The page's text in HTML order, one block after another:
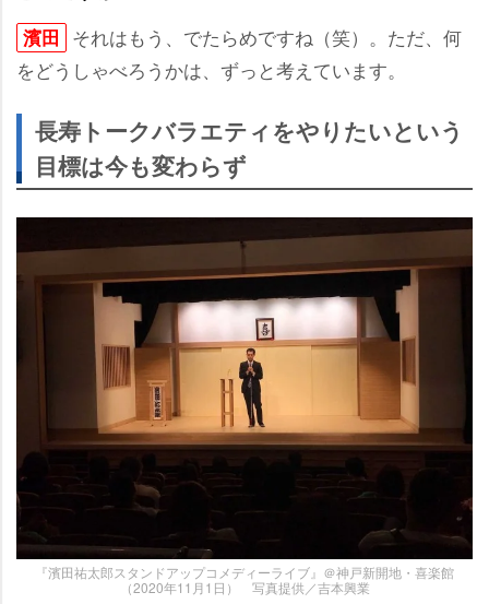
濱田 それはもう、でたらめですね（笑）。ただ、何
をどうしゃべろうかは、ずっと考えています。
長寿トークバラエティをやりたいという
目標は今も変わらず
『濱田祐太郎スタンドアップコメディーライブ』＠神戸新開地・喜楽館
（2020年11月1日） 写真提供／吉本興業